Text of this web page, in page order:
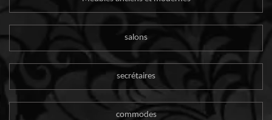
salons
secrétaires
commodes